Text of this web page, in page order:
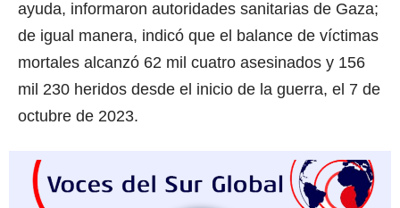
ayuda, informaron autoridades sanitarias de Gaza;
de igual manera, indicó que el balance de víctimas
mortales alcanzó 62 mil cuatro asesinados y 156
mil 230 heridos desde el inicio de la guerra, el 7 de
octubre de 2023.